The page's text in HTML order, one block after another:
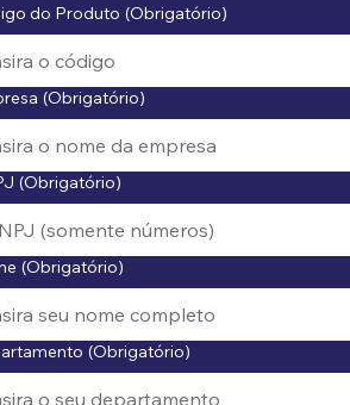
do Produto (Obrigatório)
(Obrigatório)
(Obrigatório)
(Obrigatório)
(Obrigatório)